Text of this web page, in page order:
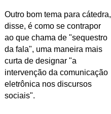
Outro bom tema para cátedra,
disse, é como se contrapor
ao que chama de "sequestro
da fala", uma maneira mais
curta de designar "a
intervenção da comunicação
eletrônica nos discursos
sociais".